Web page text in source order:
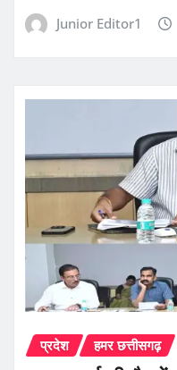
Junior Editor1
प्रदेश हमर छत्तीसगढ़